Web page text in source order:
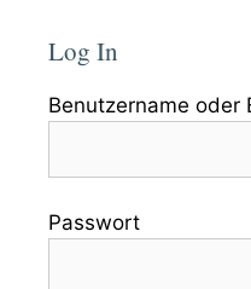
Log In
Benutzername oder
Passwort